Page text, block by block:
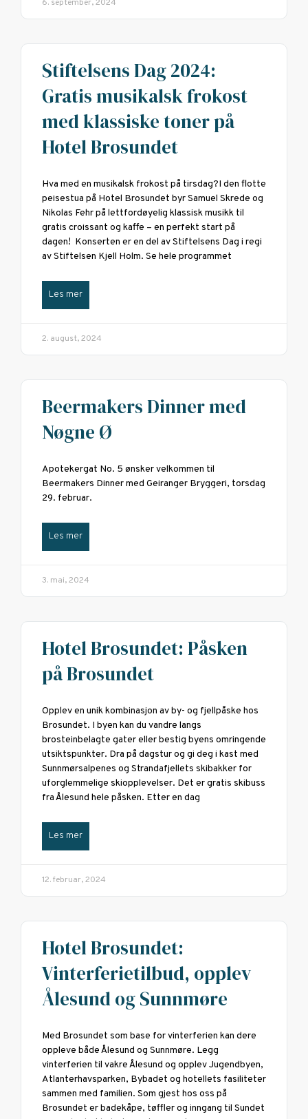
6. september, 2024
Stiftelsens Dag 2024:
Gratis musikalsk frokost
med klassiske toner på
Hotel Brosundet
Hva med en musikalsk frokost på tirsdag?I den flotte
peisestua på Hotel Brosundet byr Samuel Skrede og
Nikolas Fehr på lettfordøyelig klassisk musikk til
gratis croissant og kaffe – en perfekt start på
dagen! Konserten er en del av Stiftelsens Dag i regi
av Stiftelsen Kjell Holm. Se hele programmet
Les mer
2. august, 2024
Beermakers Dinner med
Nøgne Ø
Apotekergat No. 5 ønsker velkommen til
Beermakers Dinner med Geiranger Bryggeri, torsdag
29. februar.
Les mer
3. mai, 2024
Hotel Brosundet: Påsken
på Brosundet
Opplev en unik kombinasjon av by- og fjellpåske hos
Brosundet. I byen kan du vandre langs
brosteinbelagte gater eller bestig byens omringende
utsiktspunkter. Dra på dagstur og gi deg i kast med
Sunnmørsalpenes og Strandafjellets skibakker for
uforglemmelige skiopplevelser. Det er gratis skibuss
fra Ålesund hele påsken. Etter en dag
Les mer
12. februar, 2024
Hotel Brosundet:
Vinterferietilbud, opplev
Ålesund og Sunnmøre
Med Brosundet som base for vinterferien kan dere
oppleve både Ålesund og Sunnmøre. Legg
vinterferien til vakre Ålesund og opplev Jugendbyen,
Atlanterhavsparken, Bybadet og hotellets fasiliteter
sammen med familien. Som gjest hos oss på
Brosundet er badekåpe, tøffler og inngang til Sundet